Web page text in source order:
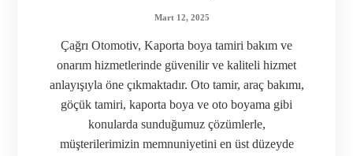
Mart 12, 2025
Çağrı Otomotiv, Kaporta boya tamiri bakım ve
onarım hizmetlerinde güvenilir ve kaliteli hizmet
anlayışıyla öne çıkmaktadır. Oto tamir, araç bakımı,
göçük tamiri, kaporta boya ve oto boyama gibi
konularda sunduğumuz çözümlerle,
müşterilerimizin memnuniyetini en üst düzeyde